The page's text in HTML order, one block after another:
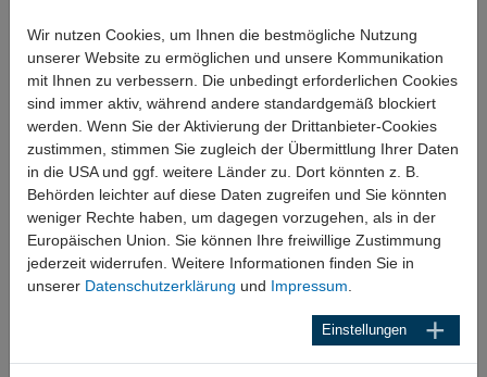
Kraftmessbolzen mit integrierten IO-Link
Verstärker – KMB-IO
Kraftmessbolzen mit integrierten IO-Link
Wir nutzen Cookies, um Ihnen die bestmögliche Nutzung
unserer Website zu ermöglichen und unsere Kommunikation
mit Ihnen zu verbessern. Die unbedingt erforderlichen Cookies
sind immer aktiv, während andere standardgemäß blockiert
werden. Wenn Sie der Aktivierung der Drittanbieter-Cookies
zustimmen, stimmen Sie zugleich der Übermittlung Ihrer Daten
in die USA und ggf. weitere Länder zu. Dort könnten z. B.
Behörden leichter auf diese Daten zugreifen und Sie könnten
weniger Rechte haben, um dagegen vorzugehen, als in der
Europäischen Union. Sie können Ihre freiwillige Zustimmung
jederzeit widerrufen. Weitere Informationen finden Sie in
unserer Datenschutzerklärung und Impressum
Einstellungen